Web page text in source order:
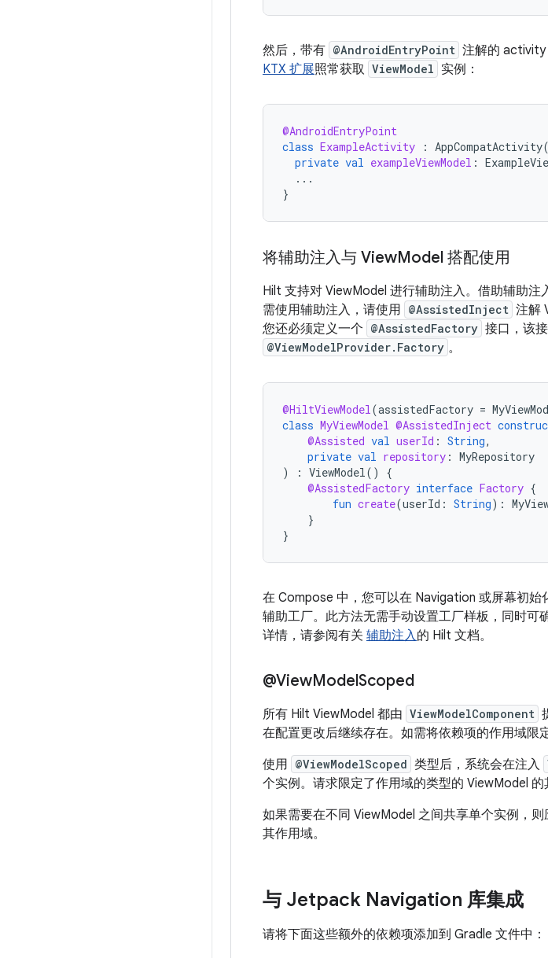
然后，带有 @AndroidEntryPoint 注解的 activity
KTX 扩展照常获取 ViewModel 实例：
@AndroidEntryPoint
class ExampleActivity : AppCompatActivity
private val exampleViewModel :
...
}
将辅助注入与 ViewModel 搭配使用
Hilt 支持对 ViewModel 进行辅助注入。借助辅助
需使用辅助注入，请使用 @AssistedInject 注解
您还必须定义一个 @AssistedFactory 接口，该
@ViewModelProvider.Factory 。
@HiltViewModel(assistedFactory =
class MyViewModel @AssistedInject
@Assisted val userId : String,
private val repository : MyRepository
)
: ViewModel()
{
@AssistedFactory interface Factory {
fun create(userId : String):
}
}
在 Compose 中，您可以在 Navigation 或屏幕初始
辅助工厂。此方法无需手动设置工厂样板，同时
详情，请参阅有关 辅助注入的 Hilt 文档。
@ViewModelScoped
所有 Hilt ViewModel 都由 ViewModelComponent
在配置更改后继续存在。如需将依赖项的作用域限
使用 @ViewModelScoped 类型后，系统会在注入
个实例。请求限定了作用域的类型的 ViewModel 的
如果需要在不同 ViewModel 之间共享单个实例，则
其作用域。
与 Jetpack Navigation 库集成
请将下面这些额外的依赖项添加到 Gradle 文件中：